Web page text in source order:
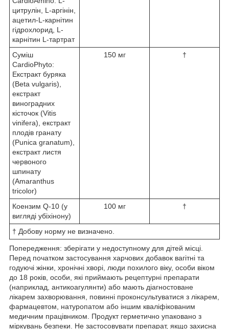
цитрулін, L-аргінін,
ацетил-L-карнітин
гідрохлорид, L-
карнітин L-тартрат
Суміш
CardioPhyto:
Екстракт буряка
(Beta vulgaris),
екстракт
виноградних
кісточок (Vitis
vinifera), екстракт
плодів гранату
(Punica granatum),
екстракт листя
червоного
шпинату
(Amaranthus
tricolor)
150 мг †
Коензим Q-10 (у
вигляді убіхінону)
100 мг †
† Добову норму не визначено.
Попередження: зберігати у недоступному для дітей місці.
Перед початком застосування харчових добавок вагітні та
годуючі жінки, хронічні хворі, люди похилого віку, особи віком
до 18 років, особи, які приймають рецептурні препарати
(наприклад, антикоагулянти) або мають діагностоване
лікарем захворювання, повинні проконсультуватися з лікарем,
фармацевтом, натуропатом або іншим кваліфікованим
медичним працівником. Продукт герметично упаковано з
міркувань безпеки. Не застосовувати препарат, якщо захисна